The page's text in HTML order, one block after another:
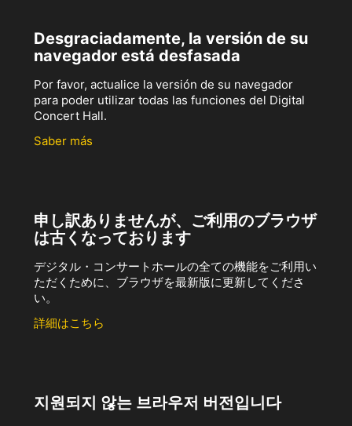
Desgraciadamente, la versión de su
navegador está desfasada
Por favor, actualice la versión de su navegador
para poder utilizar todas las funciones del Digital
Concert Hall.
Saber más
申し訳ありませんが、ご利用のブラウザ
は古くなっております
デジタル・コンサートホールの全ての機能をご利用い
ただくために、ブラウザを最新版に更新してくださ
い。
詳細はこちら
지원되지 않는 브라우저 버전입니다